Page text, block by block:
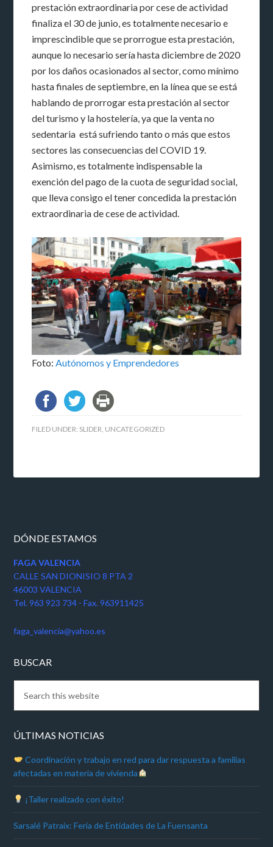
prestación extraordinaria por cese de actividad
finaliza el 30 de junio, es totalmente necesario e
imprescindible que se prorrogue esta prestación,
aunque lo necesario sería hasta diciembre de 2020
por los daños ocasionados al sector, como mínimo
hasta finales de septiembre, en la línea que se está
hablando de prorrogar esta prestación al sector
del turismo y la hostelería, ya que la venta no
sedentaria está sufriendo tanto o más que estos
sectores las consecuencias del COVID 19.
Asimismo, es totalmente indispensable la
exención del pago de la cuota de seguridad social,
que lleva consigo el tener concedida la prestación
extraordinaria de cese de actividad.
Foto:Autónomos y Emprendedores
FILED UNDER: SLIDER, UNCATEGORIZED
DÓNDE ESTAMOS
FAGA VALENCIA
CALLE SAN DIONISIO 8 PTA 2
46003 VALENCIA
Tel. 963 923 734 - Fax. 963911425
faga_valencia@yahoo.es
BUSCAR
ÚLTIMAS NOTICIAS
Coordinación y trabajo en red para dar respuesta a familias
afectadas en materia de vivienda
¡Taller realizado con éxito!
Sarsalé Patraix: Feria de Entidades de La Fuensanta